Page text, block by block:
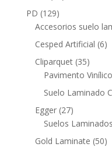
PD 129129
productos
Accesorios suelo
Cesped Artificial 66
Cliparquet 3535
Pavimento Vinílico
Suelo Laminado
Egger 2727
productos
Suelos
Gold Laminate 5050